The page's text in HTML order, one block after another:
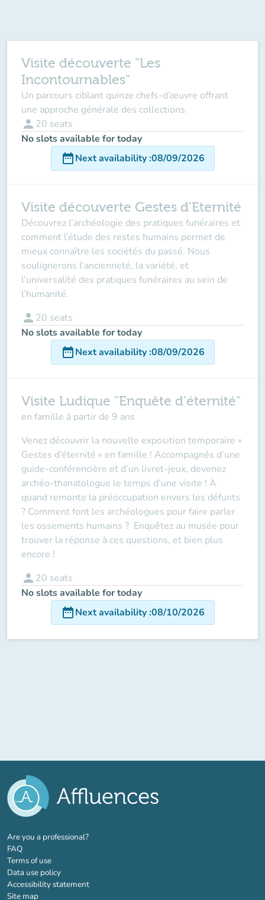
Visite découverte "Les
Incontournables"
Un parcours ciblant quinze chefs-d’œuvre offrant
une approche générale des collections.
person 20 seats
No slots available for today
date_rangeNext availability:08/09/2026
Visite découverte Gestes d'Eternité
Découvrez l’archéologie des pratiques funéraires et
comment l’étude des restes humains permet de
mieux connaître les sociétés du passé. Nous
soulignerons l’ancienneté, la variété, et
l’universalité des pratiques funéraires au sein de
l’humanité.
person 20 seats
No slots available for today
date_rangeNext availability:08/09/2026
Visite Ludique "Enquête d'éternité"
en famille à partir de 9 ans
Venez découvrir la nouvelle exposition temporaire «
Gestes d’éternité » en famille ! Accompagnés d’une
guide-conférencière et d’un livret-jeux, devenez
archéo-thanatologue le temps d’une visite ! À
quand remonte la préoccupation envers les défunts
? Comment font les archéologues pour faire parler
les ossements humains ? Enquêtez au musée pour
trouver la réponse à ces questions, et bien plus
encore !
person 20 seats
No slots available for today
date_rangeNext availability:08/10/2026
Are you a professional?(new tab)
FAQ
Terms of use
Data use policy
Accessibility statement
Site map